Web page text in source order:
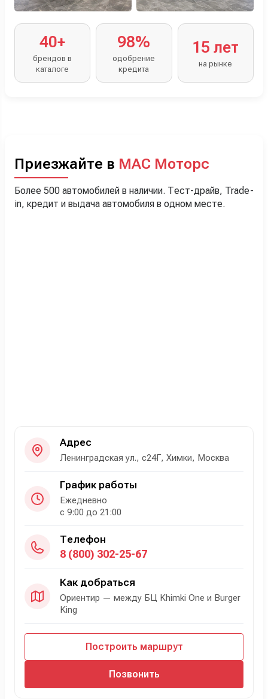
40+
брендов в
каталоге
98%
одобрение
кредита
15 лет
на рынке
Приезжайте в МАС Моторс
Более 500 автомобилей в наличии. Тест-драйв, Trade-
in, кредит и выдача автомобиля в одном месте.
Адрес
Ленинградская ул., с24Г, Химки, Москва
График работы
Ежедневно
с 9:00 до 21:00
Телефон
8 (800) 302-25-67
Как добраться
Ориентир — между БЦ Khimki One и Burger
King
Построить маршрут
Позвонить